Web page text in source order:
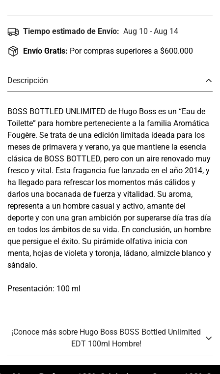
Tiempo estimado de Envío: Aug 10 - Aug 14
Envío Gratis: Por compras superiores a $600.000
Descripción
BOSS BOTTLED UNLIMITED de Hugo Boss es un “Eau de
Toilette” para hombre perteneciente a la familia Aromática
Fougère. Se trata de una edición limitada ideada para los
meses de primavera y verano, ya que mantiene la esencia
clásica de BOSS BOTTLED, pero con un aire renovado muy
fresco y vital. Esta fragancia fue lanzada en el año 2014, y
ha llegado para refrescar los momentos más cálidos y
darlos una bocanada de fuerza y vitalidad. Su aroma,
representa a un hombre casual y activo, amante del
deporte y con una gran ambición por superarse día tras día
en todos los ámbitos de su vida. En conclusión, un hombre
que persigue el éxito. Su pirámide olfativa inicia con
menta, hojas de violeta y toronja, ládano, almizcle blanco y
sándalo.
Presentación: 100 ml
¡Conoce más sobre Hugo Boss BOSS Bottled Unlimited
EDT 100ml Hombre!